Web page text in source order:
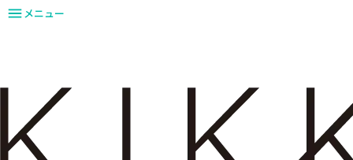
メニュー